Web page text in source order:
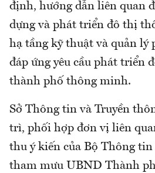
định, hướng dẫn liên quan
dựng và phát triển đô thị
hạ tầng kỹ thuật và quản lý
đáp ứng yêu cầu phát triển
thành phố thông minh.
Sở Thông tin và Truyền
trì, phối hợp đơn vị liên
thu ý kiến của Bộ Thông tin
tham mưu UBND Thành